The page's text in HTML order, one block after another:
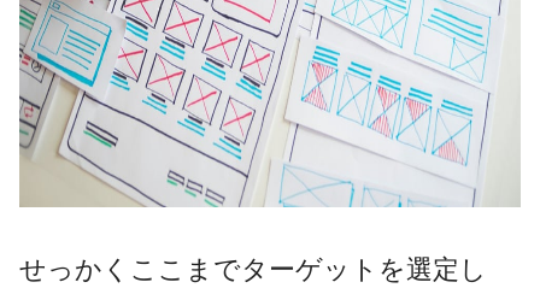
せっかくここまでターゲットを選定し